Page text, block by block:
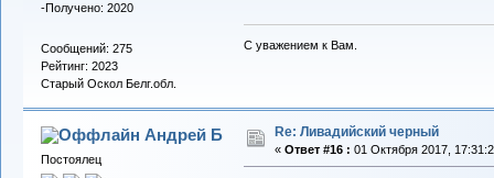
-Получено: 2020
Сообщений: 275
Рейтинг: 2023
Старый Оскол Белг.обл.
С уважением к Вам.
Андрей Б
Постоялец
Re: Ливадийский черный
« Ответ #16 : 01 Октября 2017,